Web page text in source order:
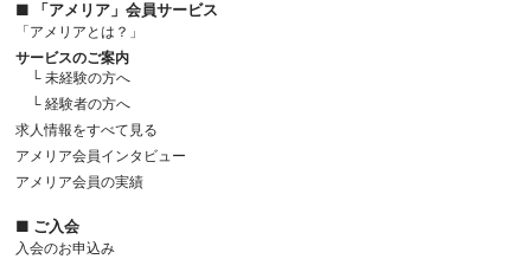
■ 「アメリア」会員サービス
「アメリアとは？」
サービスのご案内
└ 未経験の方へ
└ 経験者の方へ
求人情報をすべて見る
アメリア会員インタビュー
アメリア会員の実績
■ ご入会
入会のお申込み